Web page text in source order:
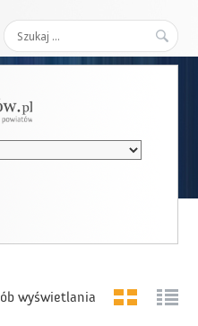
Szukaj:
wyświetlania